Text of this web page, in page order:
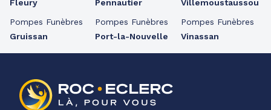
Fleury
Pompes Funèbres
Gruissan
Pennautier
Pompes Funèbres
Port-la-Nouvelle
Villemoustaussou
Pompes Funèbres
Vinassan